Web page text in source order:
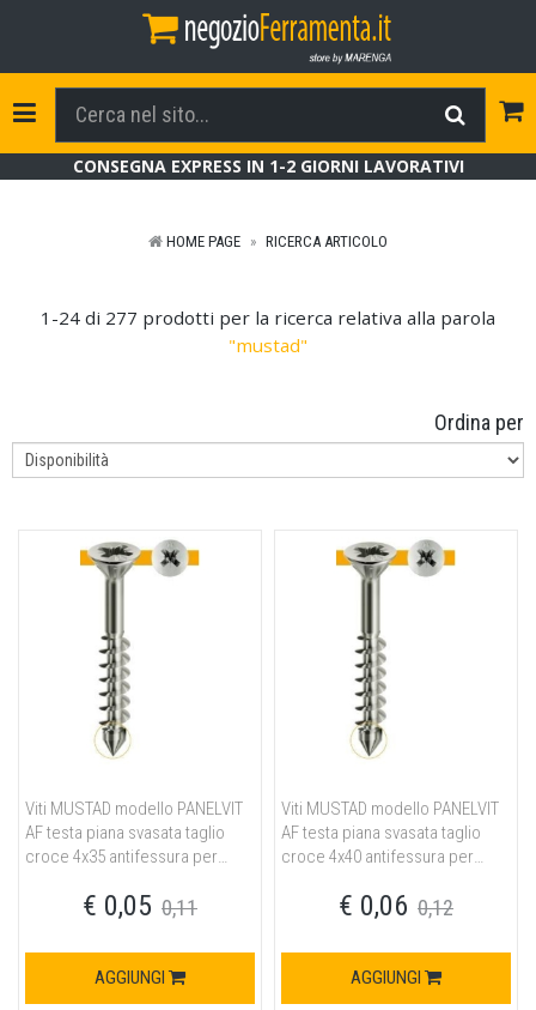
Toggle Navigation
CONSEGNA EXPRESS IN 1-2 GIORNI LAVORATIVI
HOME PAGE RICERCA ARTICOLO
1-24 di 277 prodotti per la ricerca relativa alla parola
"mustad"
Ordina per
Viti MUSTAD modello PANELVIT
AF testa piana svasata taglio
croce 4x35 antifessura per
finitura chromiting
€ 0,05 0,11
AGGIUNGI
Viti MUSTAD modello PANELVIT
AF testa piana svasata taglio
croce 4x40 antifessura per
finitura chromiting
€ 0,06 0,12
AGGIUNGI